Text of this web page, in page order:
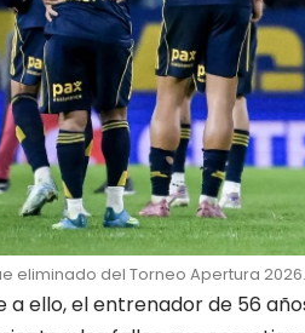
eliminado del Torneo Apertura
a ello, elentrenador de 56